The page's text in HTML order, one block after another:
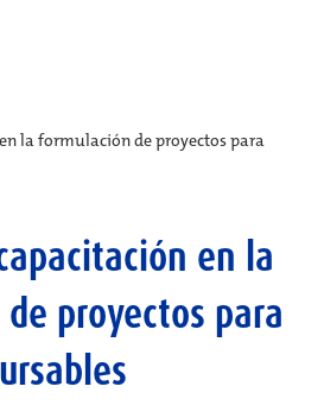
la formulación de proyectos para
en la
proyectos para